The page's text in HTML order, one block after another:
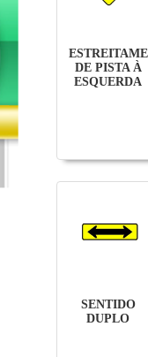
DE PISTA À
ESQUERDA
SENTIDO
DUPLO